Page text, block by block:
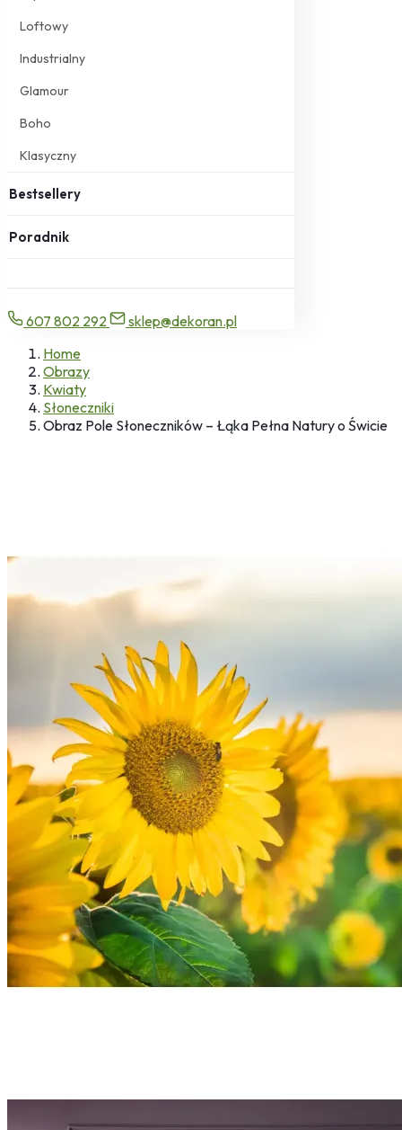
Loftowy
Industrialny
Glamour
Boho
Klasyczny
Bestsellery
Poradnik
607 802 292
sklep@dekoran.pl
Home
Obrazy
Kwiaty
Słoneczniki
Obraz Pole Słoneczników – Łąka Pełna Natury o Świcie